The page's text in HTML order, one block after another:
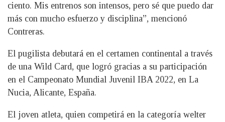
ciento. Mis entrenos son intensos, pero sé que puedo dar
más con mucho esfuerzo y disciplina”, mencionó
Contreras.
El pugilista debutará en el certamen continental a través
de una Wild Card, que logró gracias a su participación
en el Campeonato Mundial Juvenil IBA 2022, en La
Nucia, Alicante, España.
El joven atleta, quien competirá en la categoría welter